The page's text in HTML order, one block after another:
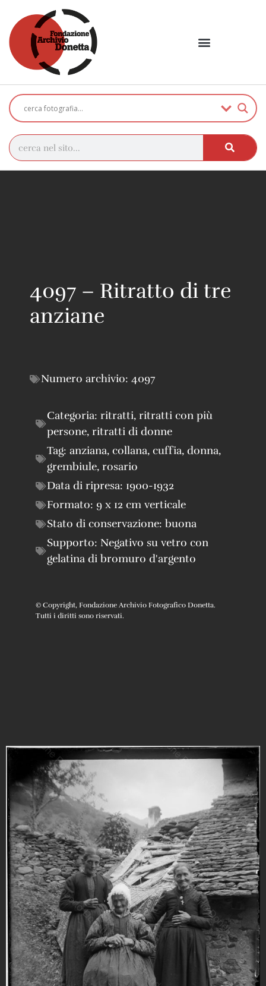
4097 – Ritratto di tre
anziane
Numero archivio: 4097
Categoria: ritratti, ritratti con più
persone, ritratti di donne
Tag: anziana, collana, cuffia, donna,
grembiule, rosario
Data di ripresa: 1900-1932
Formato: 9 x 12 cm verticale
Stato di conservazione: buona
Supporto: Negativo su vetro con
gelatina di bromuro d'argento
© Copyright, Fondazione Archivio Fotografico Donetta.
Tutti i diritti sono riservati.